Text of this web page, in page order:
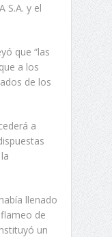
S.A. y el
que “las
a los
de los
a
llenado
de
un